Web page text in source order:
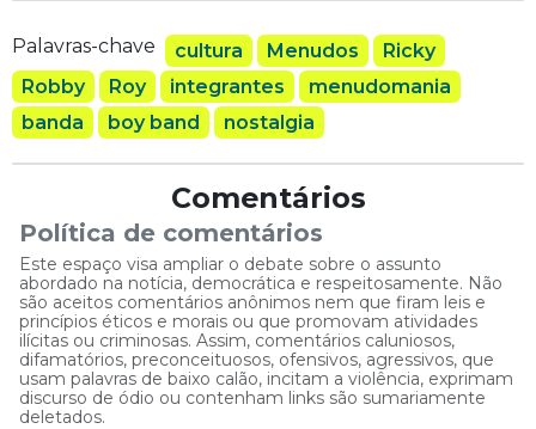
Palavras-chave cultura Menudos
Ricky
Robby
Roy integrantes
menudomania
banda
boy band nostalgia
Comentários
Política de comentários
Este espaço visa ampliar o debate sobre o assunto
abordado na notícia, democrática e respeitosamente. Não
são aceitos comentários anônimos nem que firam leis e
princípios éticos e morais ou que promovam atividades
ilícitas ou criminosas. Assim, comentários caluniosos,
difamatórios, preconceituosos, ofensivos, agressivos, que
usam palavras de baixo calão, incitam a violência, exprimam
discurso de ódio ou contenham links são sumariamente
deletados.